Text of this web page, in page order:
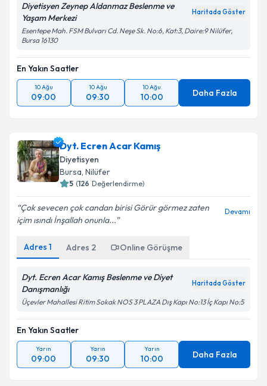
Diyetisyen Zeynep Aldanmaz Beslenme ve
Yaşam Merkezi
Haritada Göster
Esentepe Mah. FSM Bulvarı Cd. Neşe Sk. No:6, Kat:3, Daire:9 Nilüfer,
Bursa 16130
En Yakın Saatler
10 Ağu
09:00
10 Ağu
09:30
10 Ağu
10:00 Daha Fazla
Dyt. Ecren Acar Kamış
Diyetisyen
Bursa, Nilüfer
5 (126 Değerlendirme)
Çok sevecen çok candan birisi Görür görmez zaten
içim ısındı İnşallah onunla...
Devamı
Adres 1 Adres 2 Online Görüşme
Dyt. Ecren Acar Kamış Beslenme ve Diyet
Danışmanlığı
Haritada Göster
Üçevler Mahallesi Ritim Sokak NOS 3 PLAZA Dış Kapı No:13 İç Kapı No:5
En Yakın Saatler
Yarın
09:00
Yarın
09:30
Yarın
10:00 Daha Fazla